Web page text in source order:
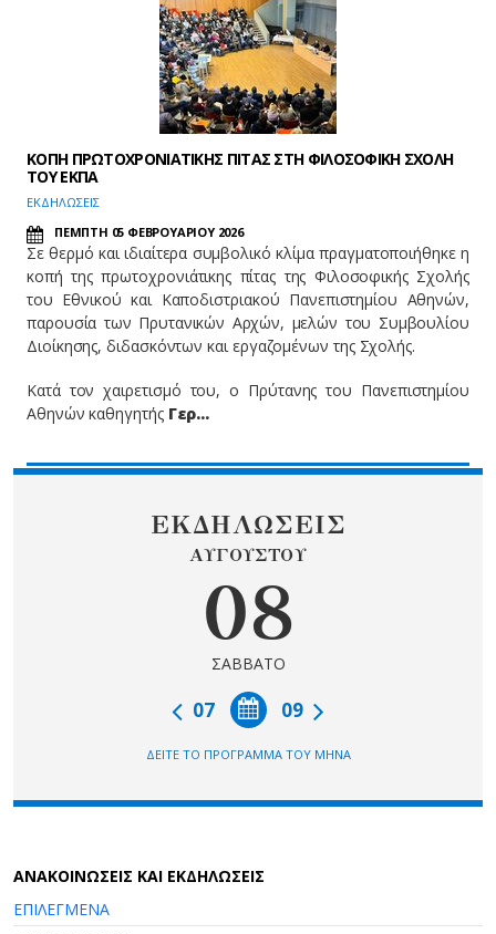
ΚΟΠΗ ΠΡΩΤΟΧΡΟΝΙΑΤΙΚΗΣ ΠΙΤΑΣ ΣΤΗ ΦΙΛΟΣΟΦΙΚΗ ΣΧΟΛΗ
ΤΟΥ ΕΚΠΑ
EΚΔΗΛΩΣΕΙΣ
ΠΕΜΠΤΗ 05 ΦΕΒΡΟΥΑΡΙΟΥ 2026
Σε θερμό και ιδιαίτερα συμβολικό κλίμα πραγματοποιήθηκε η
κοπή της πρωτοχρονιάτικης πίτας της Φιλοσοφικής Σχολής
του Εθνικού και Καποδιστριακού Πανεπιστημίου Αθηνών,
παρουσία των Πρυτανικών Αρχών, μελών του Συμβουλίου
Διοίκησης, διδασκόντων και εργαζομένων της Σχολής.
Κατά τον χαιρετισμό του, ο Πρύτανης του Πανεπιστημίου
Αθηνών καθηγητής Γερ…
ΕΚΔΗΛΩΣΕΙΣ
ΑΥΓΟΥΣΤΟΥ
08
ΣΑΒΒΑΤΟ
09
07
ΔΕΙΤΕ ΤΟ ΠΡΟΓΡΑΜΜΑ ΤΟΥ ΜΗΝΑ
AΝΑΚΟΙΝΩΣΕΙΣ ΚΑΙ ΕΚΔΗΛΩΣΕΙΣ
ΕΠΙΛΕΓΜΕΝΑ